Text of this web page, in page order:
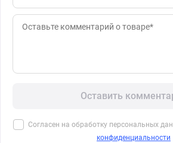
Оставить
Согласен на обработку персональных
конфиденциальности